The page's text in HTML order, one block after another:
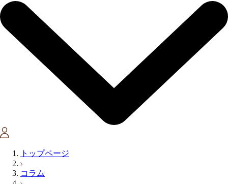
トップページ
コラム